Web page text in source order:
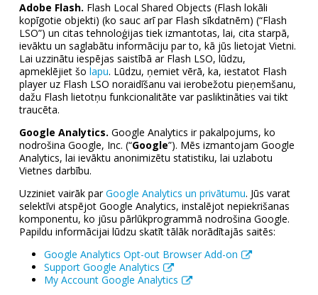
Adobe Flash. Flash Local Shared Objects (Flash lokāli
kopīgotie objekti) (ko sauc arī par Flash sīkdatnēm) (“Flash
LSO”) un citas tehnoloģijas tiek izmantotas, lai, cita starpā,
ievāktu un saglabātu informāciju par to, kā jūs lietojat Vietni.
Lai uzzinātu iespējas saistībā ar Flash LSO, lūdzu,
apmeklējiet šolapu. Lūdzu, ņemiet vērā, ka, iestatot Flash
player uz Flash LSO noraidīšanu vai ierobežotu pieņemšanu,
dažu Flash lietotņu funkcionalitāte var pasliktināties vai tikt
traucēta.
Google Analytics. Google Analytics ir pakalpojums, ko
nodrošina Google, Inc. (“Google”). Mēs izmantojam Google
Analytics, lai ievāktu anonimizētu statistiku, lai uzlabotu
Vietnes darbību.
Uzziniet vairāk parGoogle Analytics un privātumu. Jūs varat
selektīvi atspējot Google Analytics, instalējot nepiekrišanas
komponentu, ko jūsu pārlūkprogrammā nodrošina Google.
Papildu informācijai lūdzu skatīt tālāk norādītajās saitēs:
Google Analytics Opt-out Browser Add-on
Support Google Analytics
My Account Google Analytics